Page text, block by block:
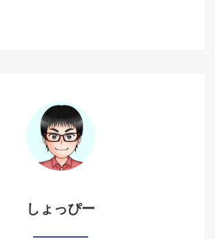
しょっぴー